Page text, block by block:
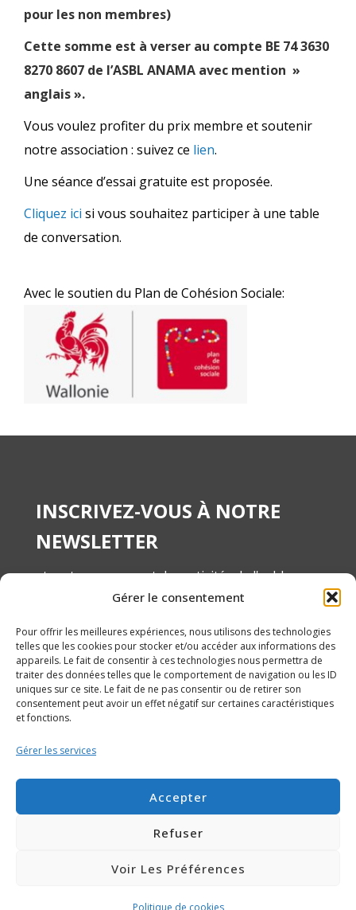
Gérer le consentement
Pour offrir les meilleures expériences, nous utilisons des technologies
telles que les cookies pour stocker et/ou accéder aux informations des
appareils. Le fait de consentir à ces technologies nous permettra de
traiter des données telles que le comportement de navigation ou les ID
uniques sur ce site. Le fait de ne pas consentir ou de retirer son
consentement peut avoir un effet négatif sur certaines caractéristiques
et fonctions.
Gérer les services
Accepter
Refuser
Voir Les Préférences
Politique de cookies
pour les non membres)
Cette somme est à verser au compte BE 74 3630
8270 8607 de l’ASBL ANAMA avec mention »
anglais ».
Vous voulez profiter du prix membre et soutenir
notre association : suivez ce lien.
Une séance d’essai gratuite est proposée.
Cliquez ici si vous souhaitez participer à une table
de conversation.
Avec le soutien du Plan de Cohésion Sociale:
INSCRIVEZ-VOUS À NOTRE
NEWSLETTER
et restez au courant des activités de l'asbl
Charte de protection des données|Conditions
générales d’utilisation|Mentions légales